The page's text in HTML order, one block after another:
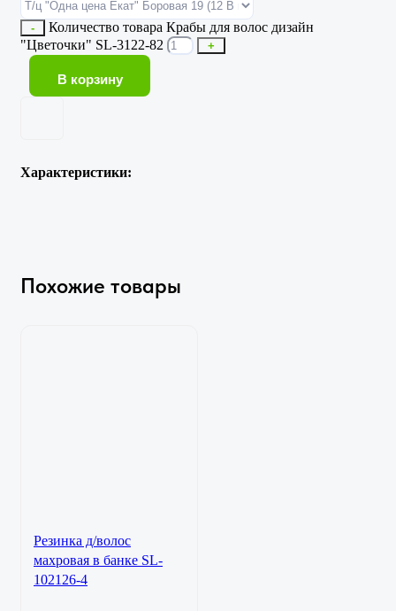
-
Количество товара Крабы для волос дизайн
"Цветочки" SL-3122-82
+
В корзину
Характеристики:
Похожие товары
Резинка д/волос
махровая в банке SL-
102126-4